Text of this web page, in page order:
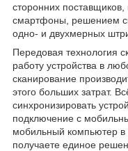
сторонних
смартфоны, решением
одно- и двухмерных
Передовая технология
работу устройства в
сканирование
этого больших затрат.
синхронизировать
подключение с
мобильный компьютер
получаете единое